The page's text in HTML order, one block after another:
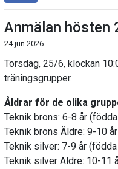
Anmälan hösten
24 jun 2026
Torsdag, 25/6, klockan
träningsgrupper.
Åldrar för de olika
Teknik brons: 6-8 år
Teknik brons Äldre: 9-10
Teknik silver: 7-9 år
Teknik silver Äldre: 10-11